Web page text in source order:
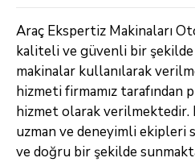
Araç Ekspertiz Makinaları
kaliteli ve güvenli bir
makinalar kullanılarak
hizmeti firmamız tarafından
hizmet olarak verilmektedir.
uzman ve deneyimli ekipleri
ve doğru bir şekilde